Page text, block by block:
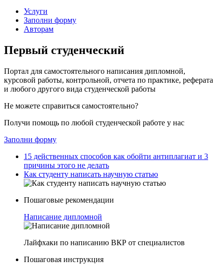
Услуги
Заполни форму
Авторам
Первый студенческий
Портал для самостоятельного написания дипломной,
курсовой работы, контрольной, отчета по практике, реферата
и любого другого вида студенческой работы
Не можете справиться самостоятельно?
Получи помощь по любой студенческой работе у нас
Заполни форму
15 действенных способов как обойти антиплагиат и 3
причины этого не делать
Как студенту написать научную статью
Пошаговые рекомендации
Написание дипломной
Лайфхаки по написанию ВКР от специалистов
Пошаговая инструкция